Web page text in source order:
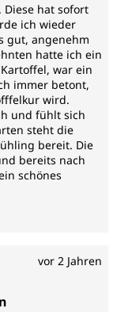
Diese hat sofort
ich wieder
gut, angenehm
hatte ich ein
war ein
immer betont,
wird.
und fühlt sich
steht die
bereit. Die
bereits nach
schönes
vor 2 Jahren
von 5 Sternen